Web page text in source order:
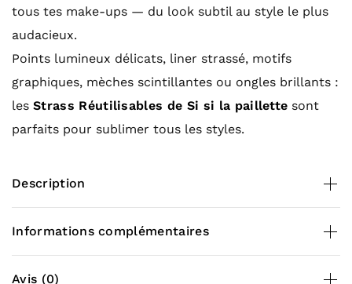
tous tes make-ups — du look subtil au style le plus
audacieux.
Points lumineux délicats, liner strassé, motifs
graphiques, mèches scintillantes ou ongles brillants :
les Strass Réutilisables de Si si la paillette sont
parfaits pour sublimer tous les styles.
Description
Contenance
55 strass en verre réutilisables de 3 tailles
différentes
Informations complémentaires
Poids
Avis (0)